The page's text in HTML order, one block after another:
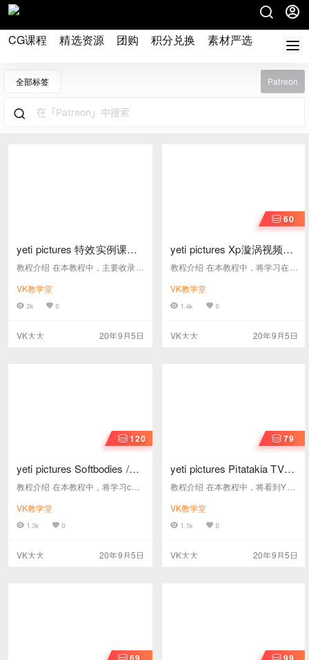
CG课程 精选资源 团购 积分兑换 素材严选 论坛
全部标签 Patreon
yeti pictures 特效实例课程
合集下载
教程介绍 在本教程中，主要收录来
课程内容主要讲解c4d 特效方面知
识内容，包含:xp粒子,c4d特效解算
URES风格图片的设计原理与实战
VK教学堂
2k 0
VK大大 20年9月5日
60
yeti pictures Xp漩涡视频教
程
教程介绍 在本教程中，将学习在 c
效果，此种制作方式可以扩展出不
同的制作思路 教程名称： yeti pict
言： 英文发音 字幕语言： 无 是否
VK教学堂
1.4k 0
VK大大 20年9月5日
120
yeti pictures Softbodies /
Cloth XP 雪人xp软体布料视
教程介绍 在本教程中，将学习c4d
或食物柔软物体包裹过程的制作过
程 教程名称： yeti pictures Softbo
式： vep 教程语言： 英文发音 字
VK教学堂
1.3k 0
VK大大 20年9月5日
79
yeti pictures Pitatakia TVC
广告片制作实例分解视频教
教程介绍 在本教程中，将看到YET
作分解。如何进行特效的刚体解算
和细节粉尘的添加 教程名称： yeti
语言： 英文发音 字幕语言： 无 是
VK教学堂
1.1k 0
VK大大 20年9月5日